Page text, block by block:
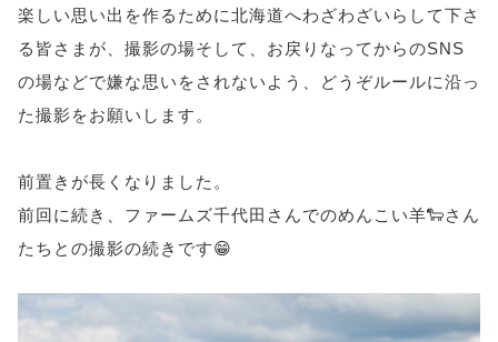
楽しい思い出を作るために北海道へわざわざいらして下さ
る皆さまが、撮影の場そして、お戻りなってからのSNS
の場などで嫌な思いをされないよう、どうぞルールに沿っ
た撮影をお願いします。
前置きが長くなりました。
前回に続き、ファームズ千代田さんでのめんこい羊🐑さん
たちとの撮影の続きです😁